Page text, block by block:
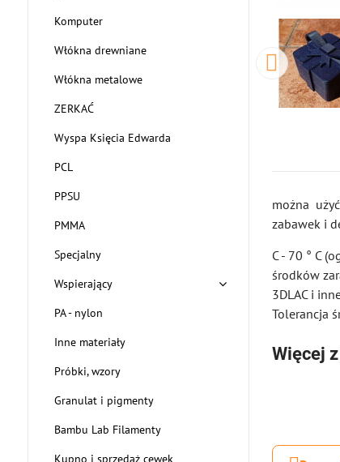
można
zabawek i
C - 70 ° C
środków
3DLAC i
Tolerancja
Więcej
Komputer
Włókna drewniane
Włókna metalowe
ZERKAĆ
Wyspa Księcia Edwarda
PCL
PPSU
PMMA
Specjalny
Wspierający
PA - nylon
Inne materiały
Próbki, wzory
Granulat i pigmenty
Bambu Lab Filamenty
Kupno i sprzedaż cewek